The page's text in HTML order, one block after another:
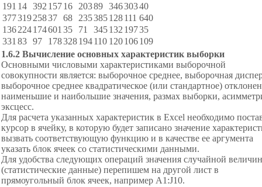
191 14 392 15716 20389 34630340
37731925837 68 235385128111 640
136224174601 35 71 345132 19735
331 83 97 178328194110 120106109
1.6.2 Вычисление основных характеристик выборки
Основными числовыми характеристиками выборочной
совокупности является: выборочное среднее, выборочная
выборочное среднее квадратическое (или стандартное)
наименьшие и наибольшие значения, размах выборки,
эксцесс.
Для расчета указанных характеристик в Excel необходимо
курсор в ячейку, в которую будет записано значение
вызвать соответствующую функцию и в качестве ее аргумента
указать блок ячеек со статистическими данными.
Для удобства следующих операций значения случайной
(статистические данные) перепишем на другой лист в
прямоугольный блок ячеек, например А1:J10.